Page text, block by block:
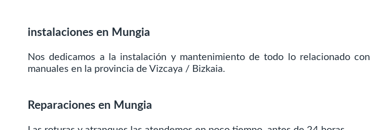
instalaciones en Mungia
Nos dedicamos a la instalación y mantenimiento de todo lo relacionado con
manuales en la provincia de Vizcaya / Bizkaia.
Reparaciones en Mungia